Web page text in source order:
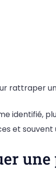
rattraper
identifié,
et souvent